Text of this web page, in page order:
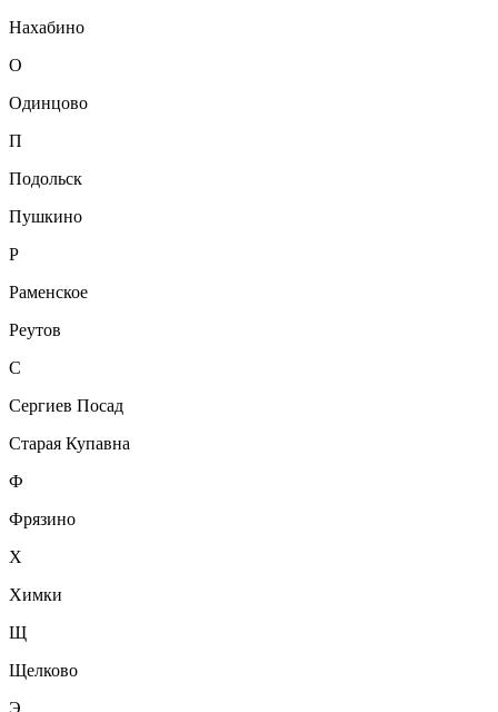
Нахабино
О
Одинцово
П
Подольск
Пушкино
Р
Раменское
Реутов
С
Сергиев Посад
Старая Купавна
Ф
Фрязино
Х
Химки
Щ
Щелково
Э